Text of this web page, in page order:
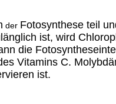
der Fotosynthese teil
ist, wird
die
Vitamins C.
ist.